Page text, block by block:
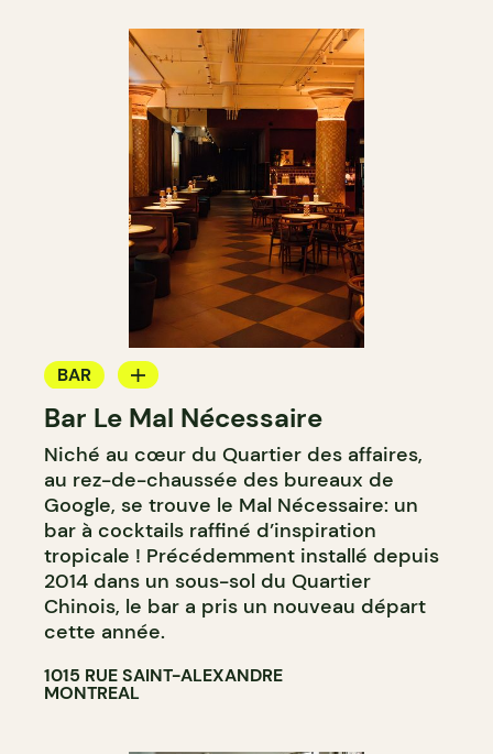
BAR
BAR À COCKTAIL
Bar Le Mal Nécessaire
Niché au cœur du Quartier des affaires,
au rez-de-chaussée des bureaux de
Google, se trouve le Mal Nécessaire: un
bar à cocktails raffiné d’inspiration
tropicale ! Précédemment installé depuis
2014 dans un sous-sol du Quartier
Chinois, le bar a pris un nouveau départ
cette année.
1015 RUE SAINT-ALEXANDRE
MONTREAL